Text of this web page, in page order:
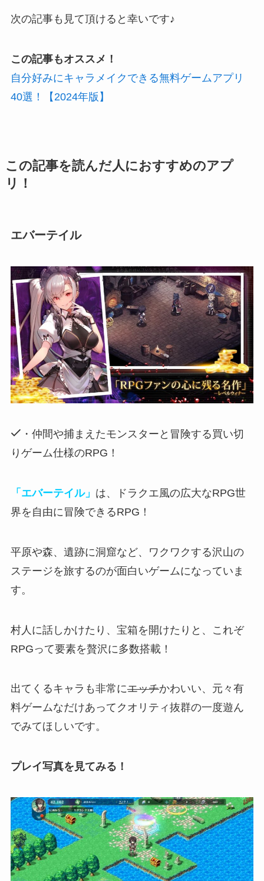
次の記事も見て頂けると幸いです♪
この記事もオススメ！
自分好みにキャラメイクできる無料ゲームアプリ
40選！【2024年版】
この記事を読んだ人におすすめのアプ
リ！
エバーテイル
・仲間や捕まえたモンスターと冒険する買い切
りゲーム仕様のRPG！
「エバーテイル」 は、ドラクエ風の広大なRPG世
界を自由に冒険できるRPG！
平原や森、遺跡に洞窟など、
ワクワクする沢山の
ステージを旅するのが面白いゲームになっていま
す。
村人に話しかけたり、宝箱を開けたりと、これぞ
RPGって要素を贅沢に多数搭載！
出てくるキャラも非常にエッチかわいい、元々有
料ゲームなだけあってクオリティ抜群の一度遊ん
でみてほしいです。
プレイ写真を見てみる！